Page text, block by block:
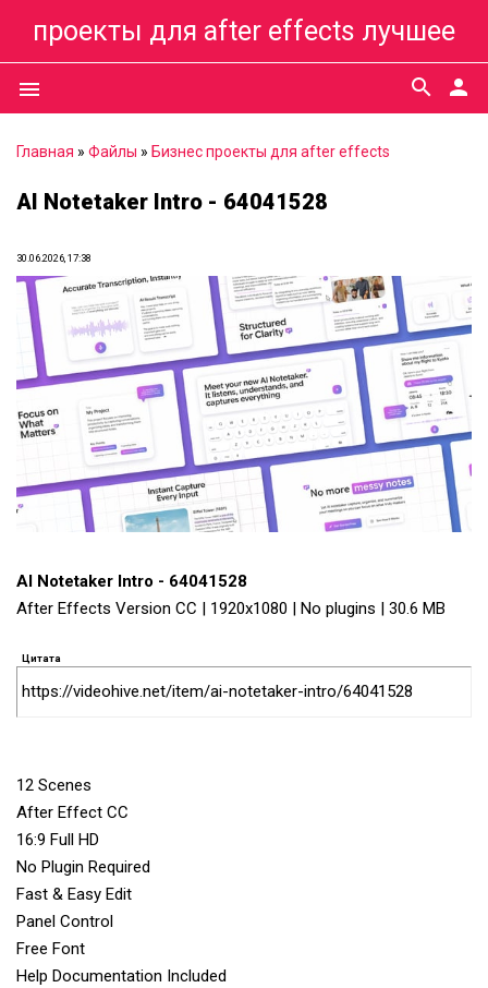
проекты для after effects лучшее
menu person
search
Главная » Файлы » Бизнес проекты для after effects
AI Notetaker Intro - 64041528
30.06.2026, 17:38
AI Notetaker Intro - 64041528
After Effects Version CC | 1920x1080 | No plugins | 30.6 MB
Цитата
https://videohive.net/item/ai-notetaker-intro/64041528
12 Scenes
After Effect CC
16:9 Full HD
No Plugin Required
Fast & Easy Edit
Panel Control
Free Font
Help Documentation Included